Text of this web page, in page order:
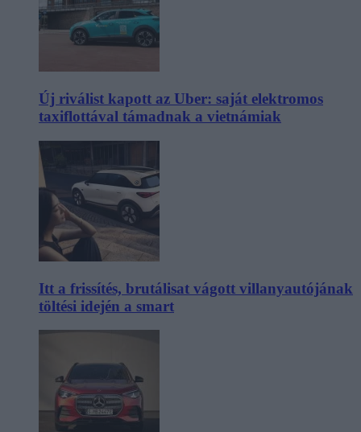
Új riválist kapott az Uber: saját elektromos
taxiflottával támadnak a vietnámiak
Itt a frissítés, brutálisat vágott villanyautójának
töltési idején a smart